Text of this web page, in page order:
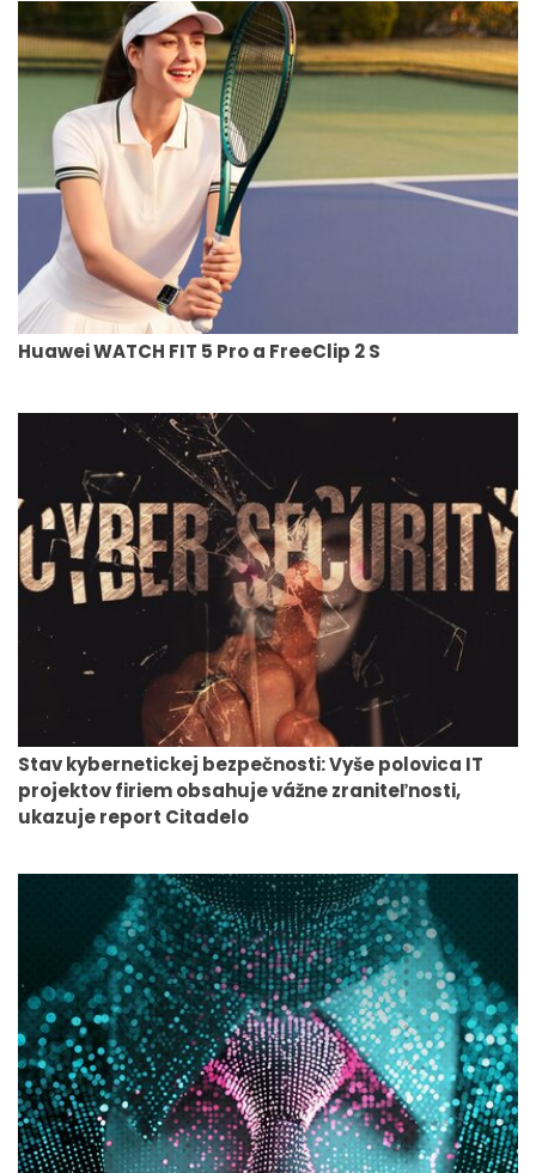
Huawei WATCH FIT 5 Pro a FreeClip 2 S
Stav kybernetickej bezpečnosti: Vyše polovica IT
projektov firiem obsahuje vážne zraniteľnosti,
ukazuje report Citadelo